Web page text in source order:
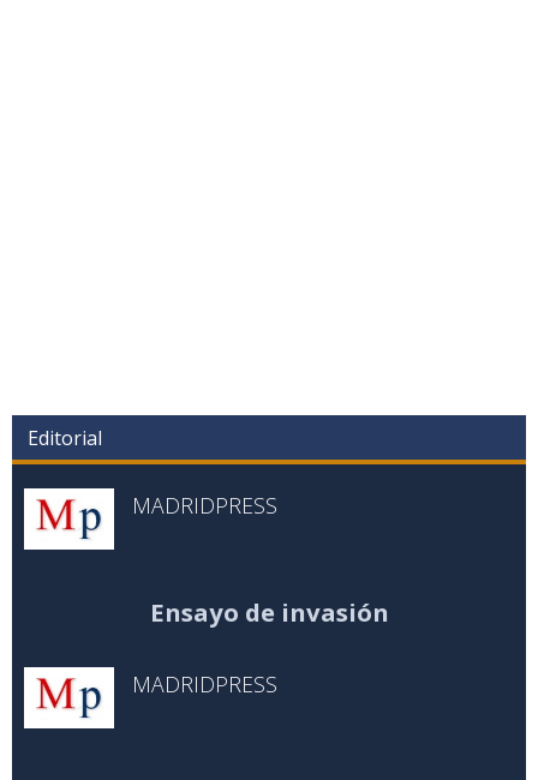
Editorial
MADRIDPRESS
Ensayo de invasión
MADRIDPRESS